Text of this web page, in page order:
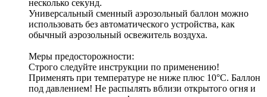
несколько секунд.
Универсальный сменный аэрозольный баллон можно
использовать без автоматического устройства, как
обычный аэрозольный освежитель воздуха.
Меры предосторожности:
Строго следуйте инструкции по применению!
Применять при температуре не ниже плюс 10°C. Баллон
под давлением! Не распылять вблизи открытого огня и